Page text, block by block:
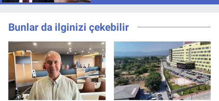
Bunlar da ilginizi çekebilir